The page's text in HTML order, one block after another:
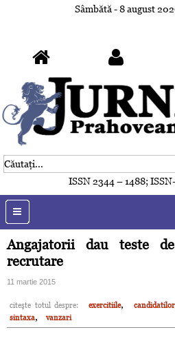
Sâmbătă - 8 august
ISSN 2344 – 1488;
Angajatorii dau teste
recrutare
11 martie 2015
citeşte totul despre: exercitiile, candidatilor
sintaxa, vanzari